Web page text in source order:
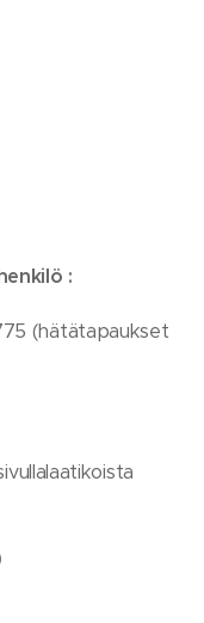
:
(hätätapaukset